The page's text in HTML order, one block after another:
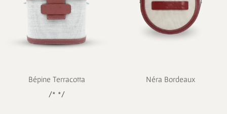
Bépine Terracotta
/* */
Néra Bordeaux